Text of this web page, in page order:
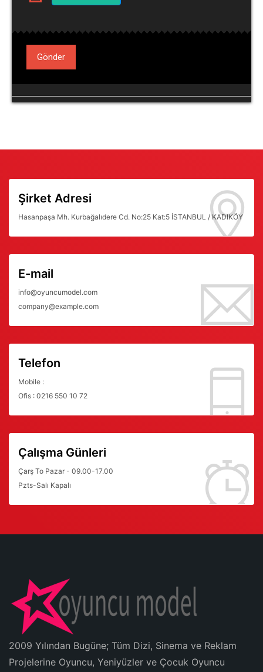
Gönder
Şirket Adresi
Hasanpaşa Mh. Kurbağalıdere Cd. No:25 Kat:5 İSTANBUL / KADIKÖY
E-mail
info@oyuncumodel.com
company@example.com
Telefon
Mobile :
Ofis : 0216 550 10 72
Çalışma Günleri
Çarş To Pazar - 09.00-17.00
Pzts-Salı Kapalı
2009 Yılından Bugüne; Tüm Dizi, Sinema ve Reklam
Projelerine Oyuncu, Yeniyüzler ve Çocuk Oyuncu